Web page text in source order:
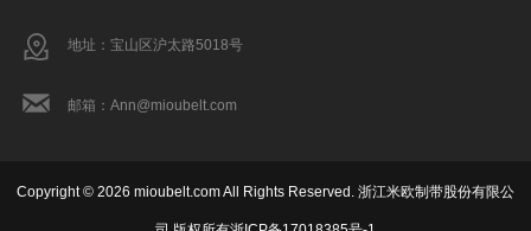
地址：宝山区沪太路5018号
邮箱：Ann@mioubelt.com
Copyright © 2026 mioubelt.com All Rights Reserved. 浙江米欧制带股份有限公